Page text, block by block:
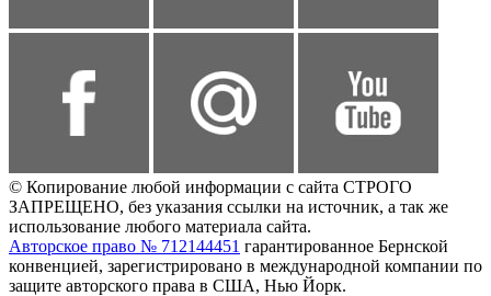
© Копирование любой информации с сайта СТРОГО
ЗАПРЕЩЕНО, без указания ссылки на источник, а так же
использование любого материала сайта.
Авторское право № 712144451 гарантированное Бернской
конвенцией, зарегистрировано в международной компании по
защите авторского права в США, Нью Йорк.